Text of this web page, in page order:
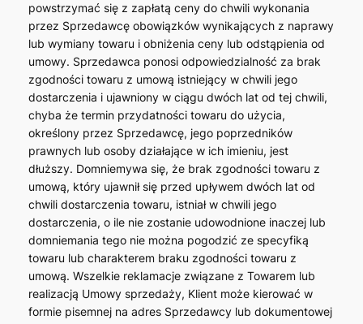
powstrzymać się z zapłatą ceny do chwili wykonania
przez Sprzedawcę obowiązków wynikających z naprawy
lub wymiany towaru i obniżenia ceny lub odstąpienia od
umowy. Sprzedawca ponosi odpowiedzialność za brak
zgodności towaru z umową istniejący w chwili jego
dostarczenia i ujawniony w ciągu dwóch lat od tej chwili,
chyba że termin przydatności towaru do użycia,
określony przez Sprzedawcę, jego poprzedników
prawnych lub osoby działające w ich imieniu, jest
dłuższy. Domniemywa się, że brak zgodności towaru z
umową, który ujawnił się przed upływem dwóch lat od
chwili dostarczenia towaru, istniał w chwili jego
dostarczenia, o ile nie zostanie udowodnione inaczej lub
domniemania tego nie można pogodzić ze specyfiką
towaru lub charakterem braku zgodności towaru z
umową. Wszelkie reklamacje związane z Towarem lub
realizacją Umowy sprzedaży, Klient może kierować w
formie pisemnej na adres Sprzedawcy lub dokumentowej